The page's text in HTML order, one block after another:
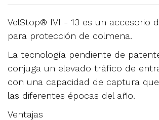
VelStop® IVI - 13 es un accesorio
para protección de colmena.
La tecnología pendiente de
conjuga un elevado tráfico de
con una capacidad de captura
las diferentes épocas del año.
Ventajas